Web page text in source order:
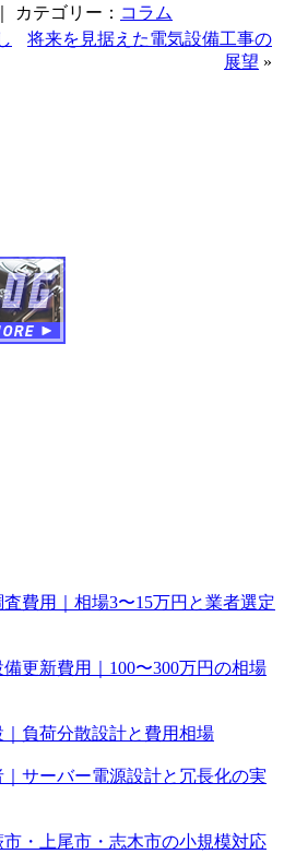
カテゴリー： コラム
将来を見据えた電気設備工事の
展望 »
費用｜相場3〜15万円と業者選定
更新費用｜100〜300万円の相場
負荷分散設計と費用相場
サーバー電源設計と冗長化の実
・上尾市・志木市の小規模対応